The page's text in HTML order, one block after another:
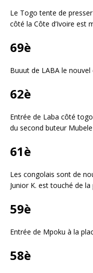
Le Togo tente de
côté la Côte d’Ivoire est
69è
Buuut de LABA le
62è
Entrée de Laba côté
du second buteur Mubele
61è
Les congolais sont de
Junior K. est touché de
59è
Entrée de Mpoku à la
58è